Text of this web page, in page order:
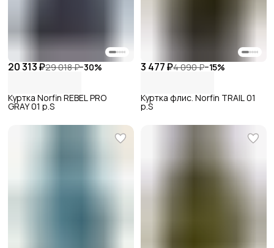
20 313 ₽29 018 ₽−30%
Куртка Norfin REBEL PRO
GRAY 01 р.S
3 477 ₽4 090 ₽−15%
Куртка флис. Norfin TRAIL 01
р.S